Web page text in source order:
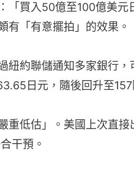
「買入50億至100億美元
有「有意擺拍」的效果。
紐約聯儲通知多家銀行，
日元，隨後回升至157
重低估」。美國上次直接
干預。